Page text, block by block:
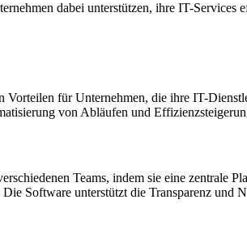
dabei unterstützen, ihre IT-Services
für Unternehmen, die ihre IT-
von Abläufen und
Teams, indem sie eine zentrale
Software unterstützt die Transparenz